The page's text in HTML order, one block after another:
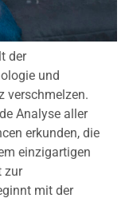
der
und
verschmelzen.
Analyse aller
erkunden, die
einzigartigen
zur
mit der